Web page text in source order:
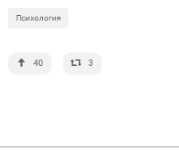
Психология
40 3